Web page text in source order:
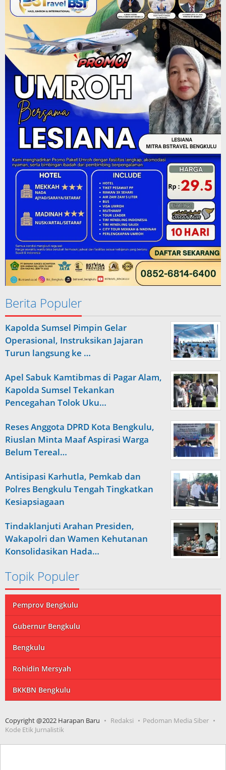
Berita Populer
Kapolda Sumsel Pimpin Gelar
Operasional, Instruksikan Jajaran
Turun langsung ke …
Apel Sabuk Kamtibmas di Pagar Alam,
Kapolda Sumsel Tekankan
Pencegahan Tolok Uku…
Reses Anggota DPRD Kota Bengkulu,
Riuslan Minta Maaf Aspirasi Warga
Belum Tereal…
Antisipasi Karhutla, Pemkab dan
Polres Bengkulu Tengah Tingkatkan
Kesiapsiagaan
Tindaklanjuti Arahan Presiden,
Wakapolri dan Wamen Kehutanan
Konsolidasikan Hada…
Topik Populer
Pemprov Bengkulu
Gubernur Bengkulu
Bengkulu
Rohidin Mersyah
BKKBN Bengkulu
Copyright @2022 Harapan Baru Redaksi
Pedoman Media Siber
Kode Etik Jurnalistik